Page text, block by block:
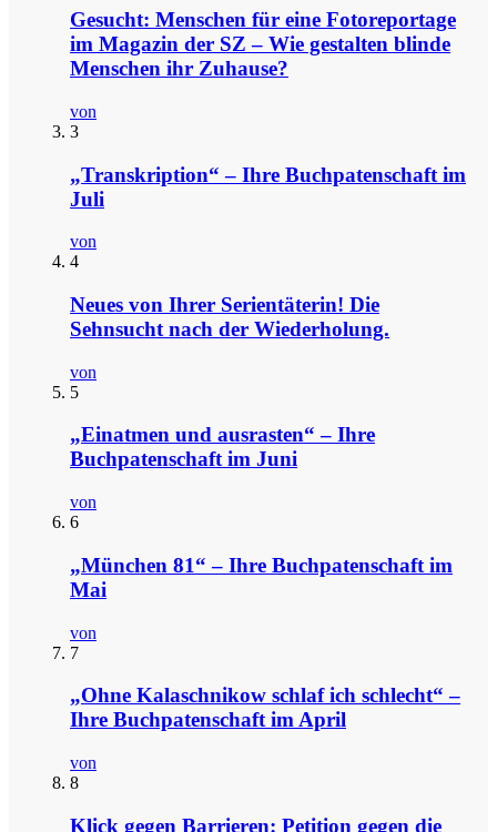
Gesucht: Menschen für eine Fotoreportage
im Magazin der SZ – Wie gestalten blinde
Menschen ihr Zuhause?
von
3
„Transkription“ – Ihre Buchpatenschaft im
Juli
von
4
Neues von Ihrer Serientäterin! Die
Sehnsucht nach der Wiederholung.
von
5
„Einatmen und ausrasten“ – Ihre
Buchpatenschaft im Juni
von
6
„München 81“ – Ihre Buchpatenschaft im
Mai
von
7
„Ohne Kalaschnikow schlaf ich schlecht“ –
Ihre Buchpatenschaft im April
von
8
Klick gegen Barrieren: Petition gegen die